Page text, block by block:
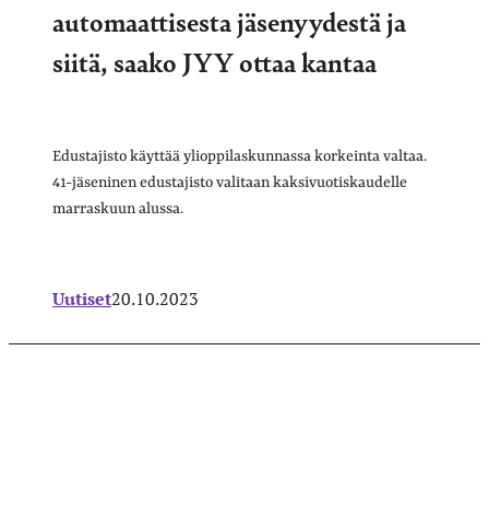
automaattisesta jäsenyydestä ja
siitä, saako JYY ottaa kantaa
Edustajisto käyttää ylioppilaskunnassa korkeinta valtaa.
41-jäseninen edustajisto valitaan kaksivuotiskaudelle
marraskuun alussa.
Uutiset20.10.2023